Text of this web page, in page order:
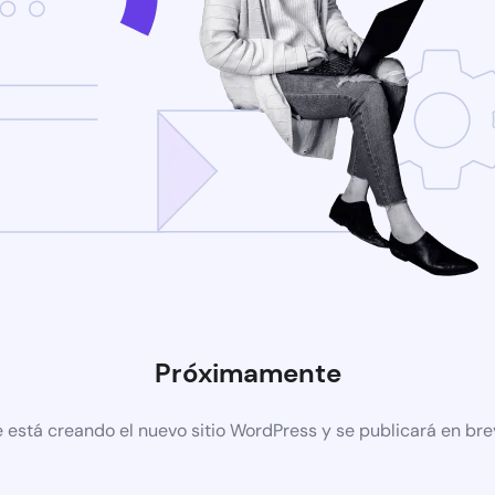
Próximamente
está creando el nuevo sitio WordPress y se publicará en